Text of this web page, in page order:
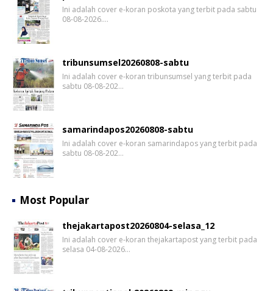
Ini adalah cover e-koran poskota yang terbit pada sabtu
08-08-2026.…
tribunsumsel20260808-sabtu
Ini adalah cover e-koran tribunsumsel yang terbit pada
sabtu 08-08-202…
samarindapos20260808-sabtu
Ini adalah cover e-koran samarindapos yang terbit pada
sabtu 08-08-202…
Most Popular
thejakartapost20260804-selasa_12
Ini adalah cover e-koran thejakartapost yang terbit pada
selasa 04-08-2026…